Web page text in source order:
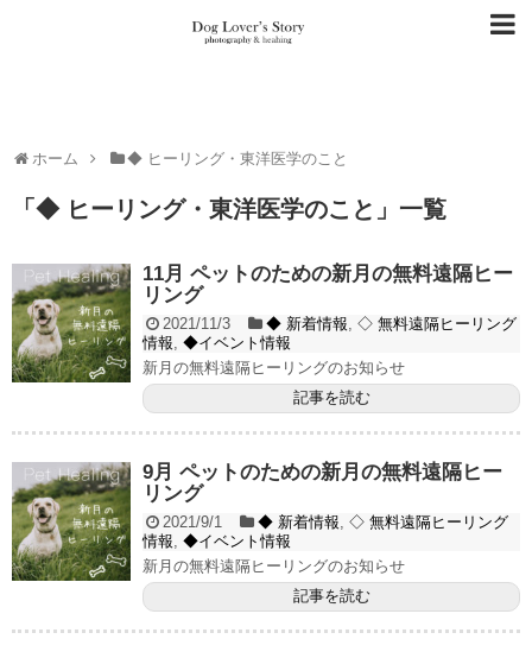
ホーム ◆ ヒーリング・東洋医学のこと
「 ◆ ヒーリング・東洋医学のこと 」 一覧
11月 ペットのための新月の無料遠隔ヒー
リング
2021/11/3 ◆ 新着情報, ◇ 無料遠隔ヒーリング
情報, ◆イベント情報
新月の無料遠隔ヒーリングのお知らせ
記事を読む
9月 ペットのための新月の無料遠隔ヒー
リング
2021/9/1 ◆ 新着情報, ◇ 無料遠隔ヒーリング
情報, ◆イベント情報
新月の無料遠隔ヒーリングのお知らせ
記事を読む